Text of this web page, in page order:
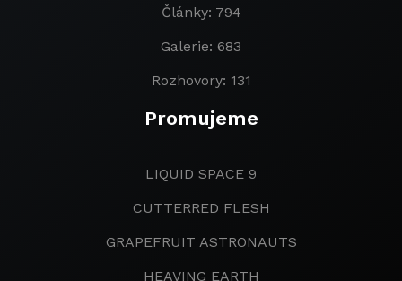
Články: 794
Galerie: 683
Rozhovory: 131
Promujeme
LIQUID SPACE 9
CUTTERRED FLESH
GRAPEFRUIT ASTRONAUTS
HEAVING EARTH